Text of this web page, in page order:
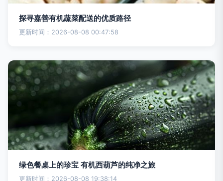
探寻嘉善有机蔬菜配送的优质路径
更新时间：2026-08-08 00:47:58
绿色餐桌上的珍宝 有机西葫芦的纯净之旅
更新时间：2026-08-08 19:38:14